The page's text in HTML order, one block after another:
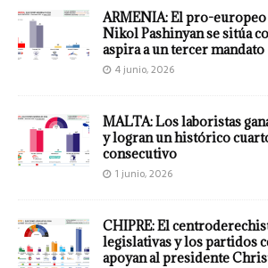
ARMENIA: El pro-
Nikol Pashinyan se sitúa
aspira a un tercer mandato
4 junio, 2026
MALTA: Los laboristas
y logran un histórico
consecutivo
1 junio, 2026
CHIPRE: El
legislativas y los partidos
apoyan al presidente